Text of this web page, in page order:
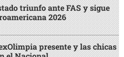
triunfo ante FAS y sigue
2026
presente y las chicas